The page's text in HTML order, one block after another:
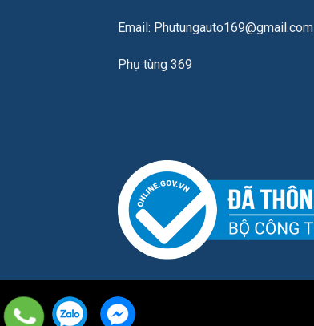
Email: Phutungauto169@gmail.com
Phụ tùng 369